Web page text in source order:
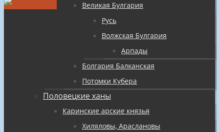
Великая Булгария
Русь
Волжская Булгария
Арпады
Болгария Балканская
Потомки Кубера
Половецкие ханы
Каринские арские князья
Хиляловы, Араслановы